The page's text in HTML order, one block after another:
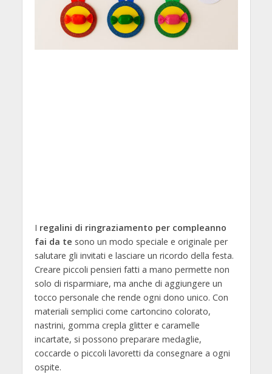
I regalini di ringraziamento per compleanno
fai da te sono un modo speciale e originale per
salutare gli invitati e lasciare un ricordo della festa.
Creare piccoli pensieri fatti a mano permette non
solo di risparmiare, ma anche di aggiungere un
tocco personale che rende ogni dono unico. Con
materiali semplici come cartoncino colorato,
nastrini, gomma crepla glitter e caramelle
incartate, si possono preparare medaglie,
coccarde o piccoli lavoretti da consegnare a ogni
ospite.